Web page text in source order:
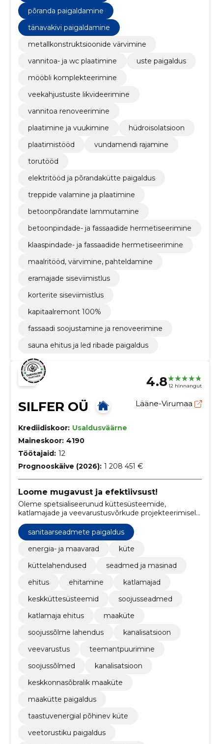
põranda paigaldamine
tänavakivi paigaldamine
metallkonstruktsioonide värvimine
vannitoa- ja wc plaatimine
uste paigaldus
mööbli komplekteerimine
veekahjustuste likvideerimine
vannitoa renoveerimine
plaatimine ja vuukimine
hüdroisolatsioon
plaatimistööd
vundamendi rajamine
torutööd
elektritööd ja põrandakütte paigaldus
treppide valamine ja plaatimine
betoonpõrandate lammutamine
betoonpindade- ja fassaadide hermetiseerimine
klaaspindade- ja fassaadide hermetiseerimine
maalritööd, värvimine, pahteldamine
eramajade siseviimistlus
korterite siseviimistlus
kapitaalremont 100%
fassaadi soojustamine ja renoveerimine
sauna ehitus ja led ribade paigaldus
4.8 12 hinnangut
SILFER OÜ Lääne-Virumaa
Krediidiskoor: Usaldusväärne
Maineskoor: 4190
Töötajaid: 12
Prognooskäive (2026): 1 208 451 €
Loome mugavust ja efektiivsust!
Oleme spetsialiseerunud küttesüsteemide,
katlamajade ja veevarustusvõrkude projekteerimisele,
ehitamisele ja hooldusele, tagades klientidele tõhusa
energiakasutuse ja mugavuse.
sanitaarseadmete paigaldus
energia- ja maavarad
küte
küttelahendused
seadmed ja masinad
ehitus
ehitamine
katlamajad
keskküttesüsteemid
soojusseadmed
katlamaja ehitus
maaküte
soojussõlme lahendus
kanalisatsioon
veevarustus
teemantpuurimine
soojussõlmed
kanalisatsioon
keskkonnasõbralik maaküte
maakütte paigaldus
taastuvenergial põhinev küte
veetorustiku paigaldus